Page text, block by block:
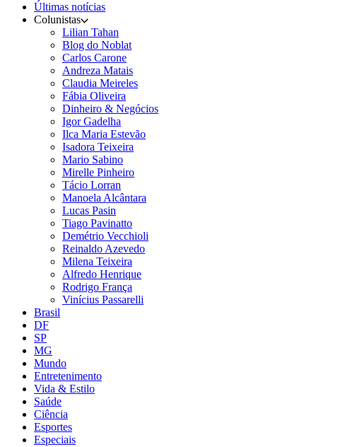
Últimas notícias
Colunistas
Lilian Tahan
Blog do Noblat
Carlos Carone
Andreza Matais
Claudia Meireles
Fábia Oliveira
Dinheiro & Negócios
Igor Gadelha
Ilca Maria Estevão
Isadora Teixeira
Mario Sabino
Mirelle Pinheiro
Tácio Lorran
Manoela Alcântara
Lucas Pasin
Tiago Pavinatto
Demétrio Vecchioli
Reinaldo Azevedo
Milena Teixeira
Alfredo Henrique
Rodrigo França
Vinícius Passarelli
Brasil
DF
SP
MG
Mundo
Entretenimento
Vida & Estilo
Saúde
Ciência
Esportes
Especiais